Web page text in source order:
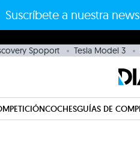
Suscríbete a nuestra
Spoport Tesla Model 3
COCHESGUÍAS DE